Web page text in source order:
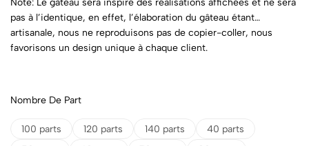
Note: Le gâteau sera inspiré des réalisations affichées et ne sera
pas à l’identique, en effet, l’élaboration du gâteau étant
artisanale, nous ne reproduisons pas de copier-coller, nous
favorisons un design unique à chaque client.
Nombre De Part
100 parts 120 parts 140 parts
40 parts